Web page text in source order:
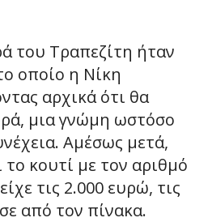
του Τραπεζίτη ήταν
οποίο η Νίκη
αρχικά ότι θα
μια γνώμη ωστόσο
Αμέσως μετά,
το κουτί με τον αριθμό
τις 2.000 ευρώ, τις
από τον πίνακα.